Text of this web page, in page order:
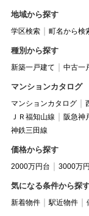
地域から探す
学区検索 町名から検
種別から探す
新築一戸建て 中古一
マンションカタログ
マンションカタログ
ＪＲ福知山線
阪急神
神鉄三田線
価格から探す
2000万円台 3000万
気になる条件から探
新着物件 駅近物件